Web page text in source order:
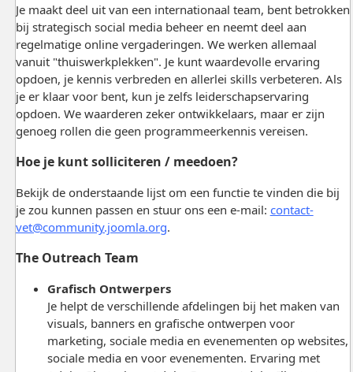
Je maakt deel uit van een internationaal team, bent betrokken
bij strategisch social media beheer en neemt deel aan
regelmatige online vergaderingen. We werken allemaal
vanuit "thuiswerkplekken". Je kunt waardevolle ervaring
opdoen, je kennis verbreden en allerlei skills verbeteren. Als
je er klaar voor bent, kun je zelfs leiderschapservaring
opdoen. We waarderen zeker ontwikkelaars, maar er zijn
genoeg rollen die geen programmeerkennis vereisen.
Hoe je kunt solliciteren / meedoen?
Bekijk de onderstaande lijst om een functie te vinden die bij
je zou kunnen passen en stuur ons een e-mail: contact-
vet@community.joomla.org.
The Outreach Team
Grafisch Ontwerpers
Je helpt de verschillende afdelingen bij het maken van
visuals, banners en grafische ontwerpen voor
marketing, sociale media en evenementen op websites,
sociale media en voor evenementen. Ervaring met